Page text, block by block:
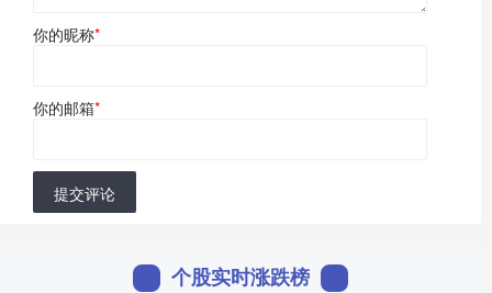
你的昵称*
你的邮箱*
提交评论
个股实时涨跌榜